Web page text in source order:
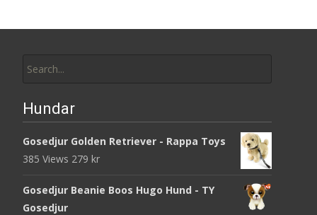
for:
Hundar
Gosedjur Golden Retriever - Rappa Toys
385 Views 279 kr
Gosedjur Beanie Boos Hugo Hund - TY
Gosedjur